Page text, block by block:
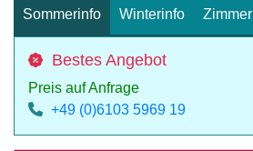
Sommerinfo Winterinfo Zimmer
Bestes Angebot
Preis auf Anfrage
+49 (0)6103 5969 19